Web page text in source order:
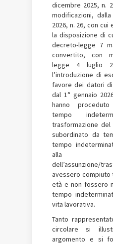
dicembre 2025, n.
modificazioni,
2026, n. 26, con
la disposizione di
decreto-legge 7
convertito, con
legge 4 luglio
l’introduzione di
favore dei datori
dal 1° gennaio
hanno
tempo
trasformazione
subordinato da
tempo
alla
dell’assunzione/
avessero compiuto
età e non fossero
tempo
vita lavorativa.
Tanto
circolare si
argomento e si